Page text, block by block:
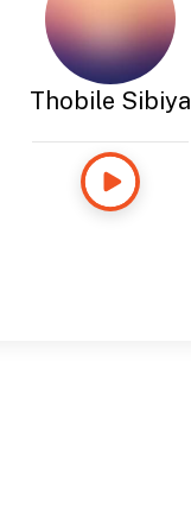
Thobile Sibiya